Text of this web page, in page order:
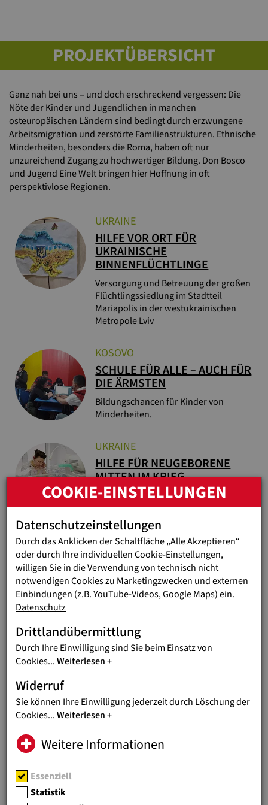
PROJEKTÜBERSICHT
Ganz nah bei uns – und doch erschreckend vergessen: Die
Nöte der Kinder und Jugendlichen in manchen
osteuropäischen Ländern sind bedingt durch erzwungene
Arbeitsmigration und zerstörte Familienstrukturen. Ethnische
Minderheiten, besonders die Roma, haben oft nur
unzureichend Zugang zu hochwertiger Bildung. Don Bosco
und Jugend Eine Welt bringen hier Hoffnung in oft
perspektivlose Regionen.
UKRAINE
HILFE VOR ORT FÜR
UKRAINISCHE
BINNENFLÜCHTLINGE
Versorgung und Betreuung der großen
Flüchtlingssiedlung im Stadtteil
Mariapolis in der westukrainischen
Metropole Lviv
KOSOVO
SCHULE FÜR ALLE – AUCH FÜR
DIE ÄRMSTEN
Bildungschancen für Kinder von
Minderheiten.
UKRAINE
HILFE FÜR NEUGEBORENE
MITTEN IM KRIEG
Jugend Eine Welt unterstützt
Kinderspitäler in der Ukraine und
rettet so Frühchen
ALBANIEN
SOZIALZENTRUM FÜR KINDER
UND FRAUEN
Opfer von häuslicher Gewalt finden im
RUMÄNIEN
FRAUENSCHUTZZENTRUM IN
Ein selbstbestimmtes Leben für
Betroffene von Menschenhandel.
ALBANIEN
COOKIE-EINSTELLUNGEN
Datenschutzeinstellungen
Durch das Anklicken der Schaltfläche „Alle Akzeptieren“
oder durch Ihre individuellen Cookie-Einstellungen,
willigen Sie in die Verwendung von technisch nicht
notwendigen Cookies zu Marketingzwecken und externen
Einbindungen (z.B. YouTube-Videos, Google Maps) ein.
Datenschutz
Drittlandübermittlung
Durch Ihre Einwilligung sind Sie beim Einsatz von
Cookies...Weiterlesen
Widerruf
Sie können Ihre Einwilligung jederzeit durch Löschung der
Cookies...Weiterlesen
Weitere Informationen
Essenziell
Statistik